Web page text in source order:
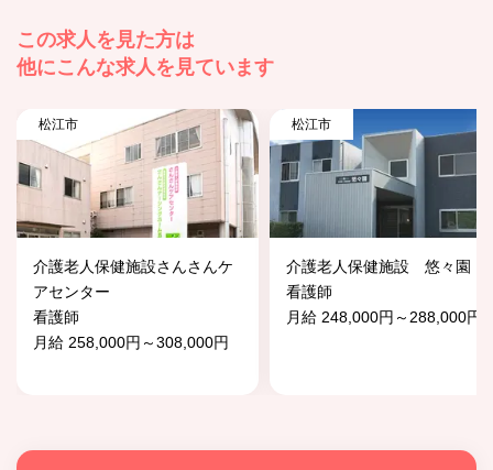
この求人を見た方は
他にこんな求人を見ています
松江市
介護老人保健施設さんさんケ
アセンター
看護師
月給 258,000円～308,000円
松江市
介護老人保健施設 悠々園
看護師
月給 248,000円～288,000円